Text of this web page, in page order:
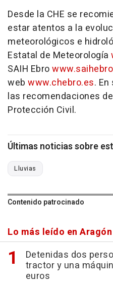
Desde la CHE se
estar atentos a la
meteorológicos e
Estatal de Meteorología
SAIH Ebro
web www.chebro.es.
las recomendaciones
Protección Civil.
Últimas noticias sobre
Lluvias
Contenido patrocinado
Lo más leído en Aragón
Detenidas dos
tractor y una
euros